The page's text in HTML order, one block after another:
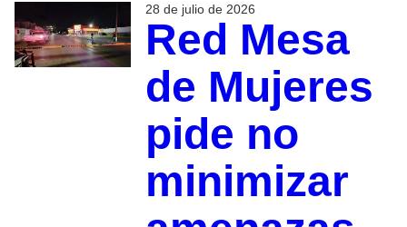
28 de julio de 2026
Red Mesa
de Mujeres
pide no
minimizar